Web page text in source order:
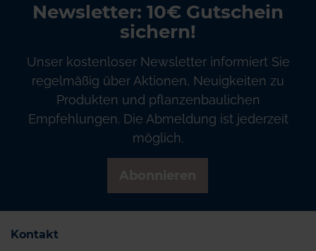
Newsletter: 10€ Gutschein
sichern!
Unser kostenloser Newsletter informiert Sie
regelmäßig über Aktionen, Neuigkeiten zu
Produkten und pflanzenbaulichen
Empfehlungen. Die Abmeldung ist jederzeit
möglich.
Kontakt